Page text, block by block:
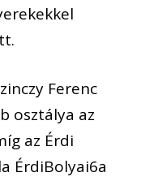
Ferenc
osztálya az
az Érdi
ÉrdiBolyai6a